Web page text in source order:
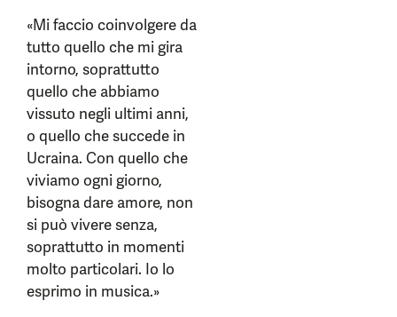
«Mi faccio coinvolgere da
tutto quello che mi gira
intorno, soprattutto
quello che abbiamo
vissuto negli ultimi anni,
o quello che succede in
Ucraina. Con quello che
viviamo ogni giorno,
bisogna dare amore, non
si può vivere senza,
soprattutto in momenti
molto particolari. Io lo
esprimo in musica.»